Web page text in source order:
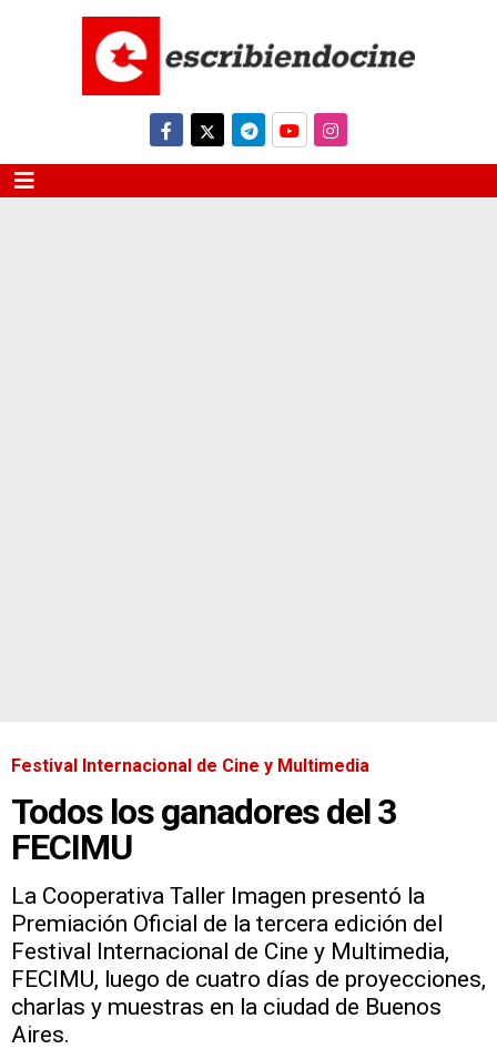
Festival Internacional de Cine y Multimedia
Todos los ganadores del 3
FECIMU
La Cooperativa Taller Imagen presentó la
Premiación Oficial de la tercera edición del
Festival Internacional de Cine y Multimedia,
FECIMU, luego de cuatro días de proyecciones,
charlas y muestras en la ciudad de Buenos
Aires.